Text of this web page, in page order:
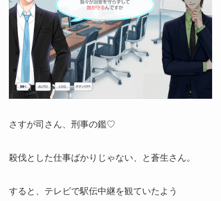
さすが司さん、刑事の鑑♡
殺伐とした仕事ばかりじゃない、と蒼生さん。
すると、テレビで駅伝中継を観ていたよう